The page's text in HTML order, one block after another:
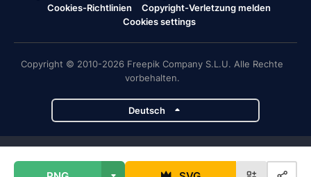
Cookies-Richtlinien
Copyright-Verletzung melden
Cookies settings
Copyright © 2010-2026 Freepik Company S.L.U. Alle Rechte
vorbehalten.
Deutsch